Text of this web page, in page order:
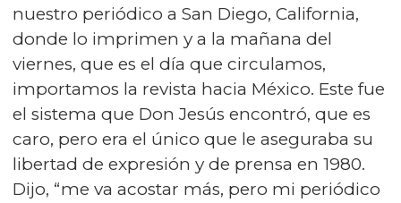
nuestro periódico a San Diego, California,
donde lo imprimen y a la mañana del
viernes, que es el día que circulamos,
importamos la revista hacia México. Este fue
el sistema que Don Jesús encontró, que es
caro, pero era el único que le aseguraba su
libertad de expresión y de prensa en 1980.
Dijo, “me va acostar más, pero mi periódico